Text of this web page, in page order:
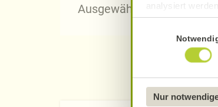
analysiert
Näheres über
Nur
Ausgewählte